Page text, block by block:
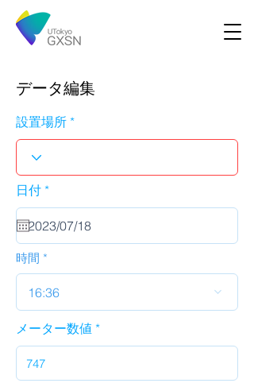
データ編集
設置場所
日付 *r
u
i
d
時間
16:36
メーター数値